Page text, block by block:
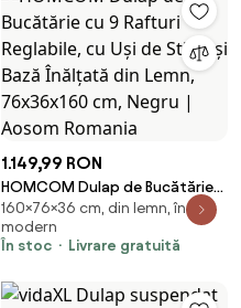
1.149,99 RON
HOMCOM Dulap de Bucătărie
cu 9 Rafturi Reglabile, cu Uși de
Sticlă și Bază Înălțată din Lemn,
76x36x160 cm, Negru | Aosom
160×76×36 cm, din lemn, în stil
modern
În stoc
Livrare gratuită